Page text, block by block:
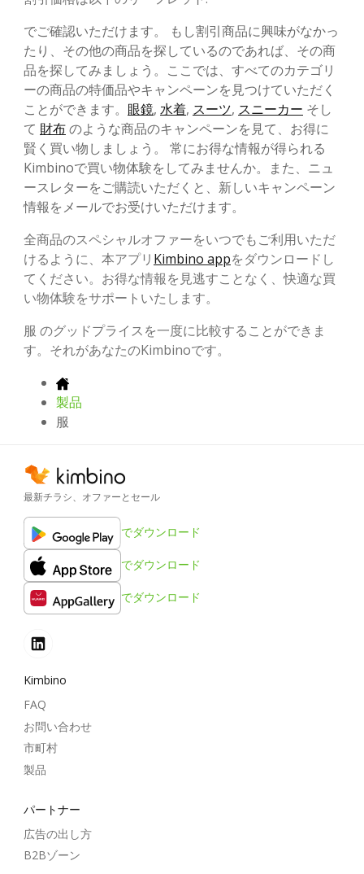
でご確認いただけます。 もし割引商品に興味がなかっ
たり、その他の商品を探しているのであれば、その商
品を探してみましょう。ここでは、すべてのカテゴリ
ーの商品の特価品やキャンペーンを見つけていただく
ことができます。 眼鏡, 水着, スーツ, スニーカー そし
て 財布のような商品のキャンペーンを見て、お得に
賢く買い物しましょう。 常にお得な情報が得られる
Kimbinoで買い物体験をしてみませんか。また、ニュ
ースレターをご購読いただくと、新しいキャンペーン
情報をメールでお受けいただけます。
全商品のスペシャルオファーをいつでもご利用いただ
けるように、本アプリ Kimbino appをダウンロードし
てください。お得な情報を見逃すことなく、快適な買
い物体験をサポートいたします。
服 のグッドプライスを一度に比較することができま
す。それがあなたのKimbinoです。
製品
服
最新チラシ、オファーとセール
でダウンロード
でダウンロード
でダウンロード
Kimbino
FAQ
お問い合わせ
市町村
製品
パートナー
広告の出し方
B2Bゾーン